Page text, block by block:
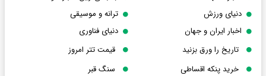
دنیای ورزش
ترانه و موسیقی
اخبار ایران و جهان
دنیای فناوری
تاریخ را ورق بزنید
قیمت تتر امروز
خرید پنکه اقساطی
سنگ قبر